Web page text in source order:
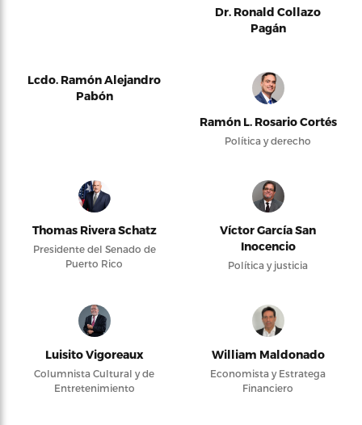
Dr. Ronald Collazo
Pagán
Lcdo. Ramón Alejandro
Pabón
Ramón L. Rosario Cortés
Política y derecho
Thomas Rivera Schatz
Presidente del Senado de
Puerto Rico
Víctor García San
Inocencio
Política y justicia
Luisito Vigoreaux
Columnista Cultural y de
Entretenimiento
William Maldonado
Economista y Estratega
Financiero